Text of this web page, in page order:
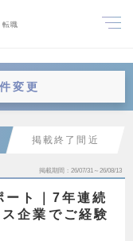
転職
変更
掲載終了間近
掲載期間 26/07/31～26/08/13
ート｜7年連続
企業でご経験